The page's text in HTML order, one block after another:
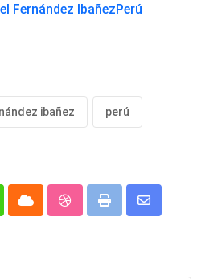
Fernández IbañezPerú
ibañez perú
Cloud StumbleUpon
Print
Share